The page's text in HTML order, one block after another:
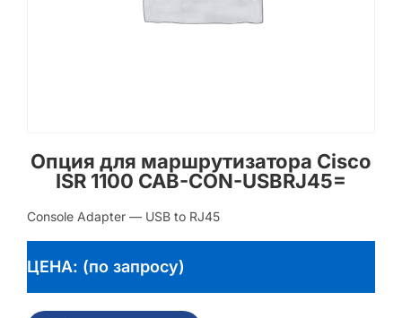
Опция для маршрутизатора Cisco
ISR 1100 CAB-CON-USBRJ45=
Console Adapter — USB to RJ45
ЦЕНА: (по запросу)